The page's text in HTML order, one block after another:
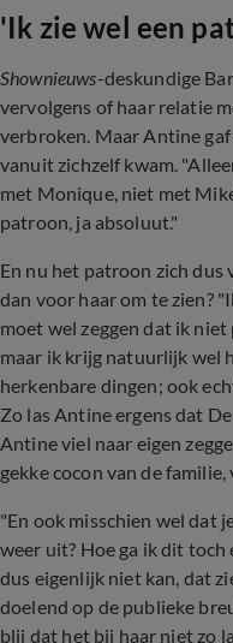
'Ik zie wel een
Shownieuws-deskundige
vervolgens of haar relatie
verbroken. Maar Antine
vanuit zichzelf kwam.
met Monique, niet met
patroon, ja absoluut."
En nu het patroon zich dus
dan voor haar om te zien?
moet wel zeggen dat ik
maar ik krijg natuurlijk wel
herkenbare dingen; ook
Zo las Antine ergens dat
Antine viel naar eigen
gekke cocon van de familie,
"En ook misschien wel dat
weer uit? Hoe ga ik dit
dus eigenlijk niet kan, dat
doelend op de publieke
blij dat het bij haar niet zo